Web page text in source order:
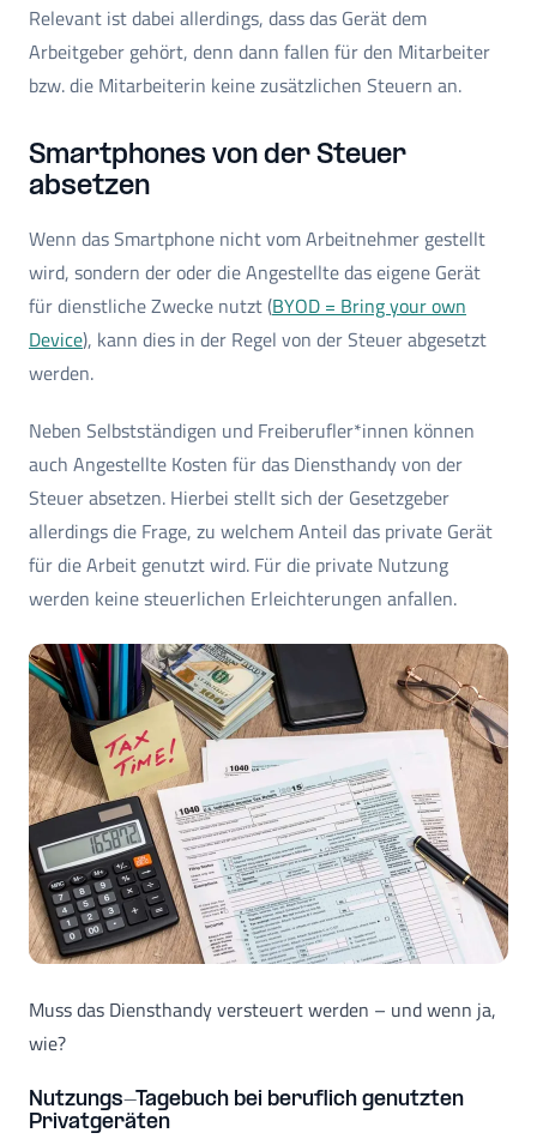
Relevant ist dabei allerdings, dass das Gerät dem
Arbeitgeber gehört, denn dann fallen für den Mitarbeiter
bzw. die Mitarbeiterin keine zusätzlichen Steuern an.
Smartphones von der Steuer
absetzen
Wenn das Smartphone nicht vom Arbeitnehmer gestellt
wird, sondern der oder die Angestellte das eigene Gerät
für dienstliche Zwecke nutzt (BYOD = Bring your own
Device), kann dies in der Regel von der Steuer abgesetzt
werden.
Neben Selbstständigen und Freiberufler*innen können
auch Angestellte Kosten für das Diensthandy von der
Steuer absetzen. Hierbei stellt sich der Gesetzgeber
allerdings die Frage, zu welchem Anteil das private Gerät
für die Arbeit genutzt wird. Für die private Nutzung
werden keine steuerlichen Erleichterungen anfallen.
Muss das Diensthandy versteuert werden – und wenn ja,
wie?
Nutzungs-Tagebuch bei beruflich genutzten
Privatgeräten